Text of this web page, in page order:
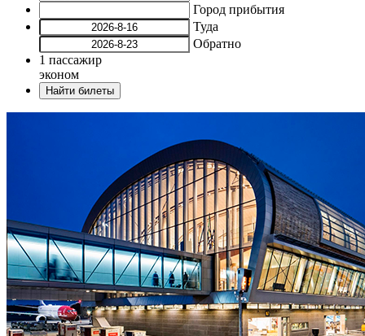
Город прибытия
Туда
Обратно
1 пассажир
эконом
Найти билеты